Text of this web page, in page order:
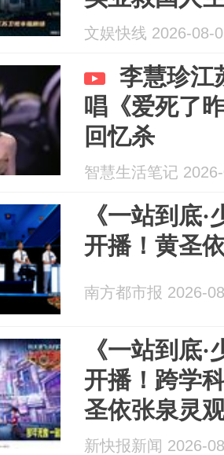
文娱快线 2026-08-
李慧珍江
唱《爱死了
回忆杀
智慧生活笔记
《一站到底
开播！黄圣
南方都市报 2026-
《一站到底
开播！跨学
圣依张泉灵
新快报新闻 2026-